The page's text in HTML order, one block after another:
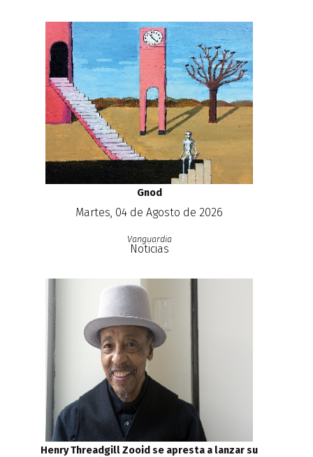
Gnod
Martes, 04 de Agosto de 2026
Vanguardia
Noticias
Henry Threadgill Zooid se apresta a lanzar su